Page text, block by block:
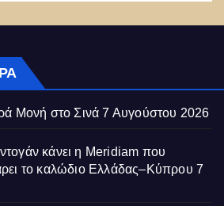
Μονή στο Σινά 7 Αυγούστου 2026
κάνει η Meridiam που
το καλώδιο Ελλάδας–Κύπρου 7